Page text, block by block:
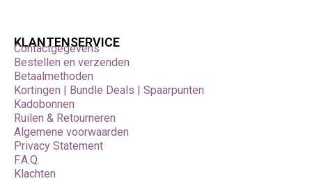
KLANTENSERVICE
Contactgegevens
Bestellen en verzenden
Betaalmethoden
Kortingen | Bundle Deals | Spaarpunten
Kadobonnen
Ruilen & Retourneren
Algemene voorwaarden
Privacy Statement
F.A.Q.
Klachten